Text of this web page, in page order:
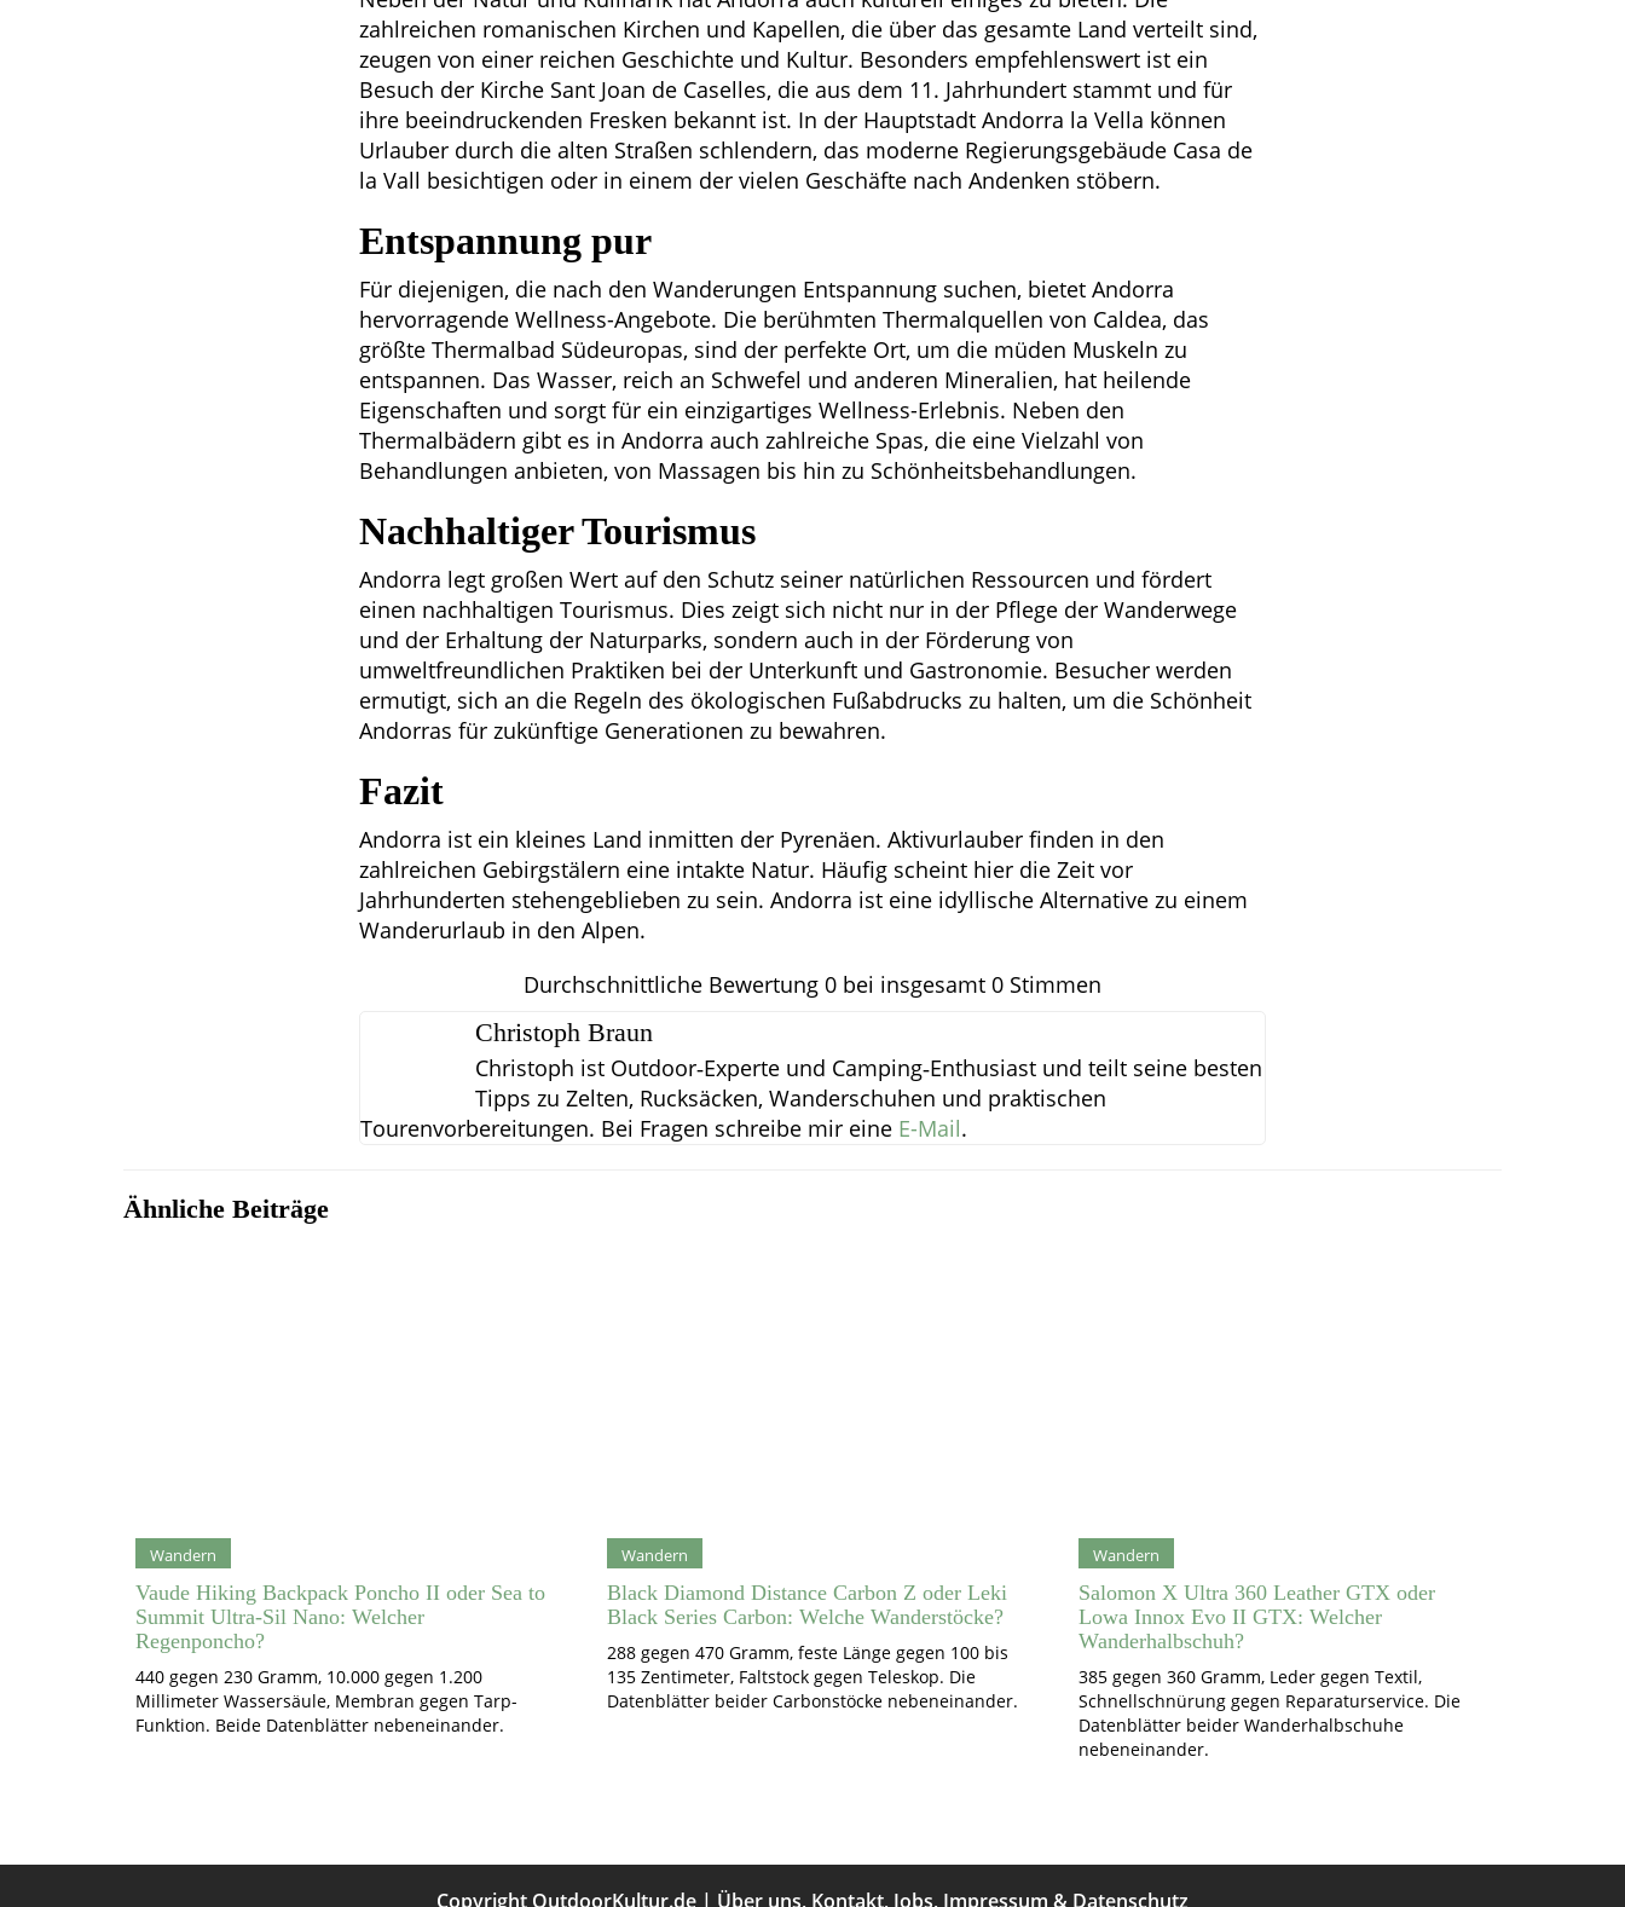
zahlreichen romanischen Kirchen und Kapellen, die über das gesamte Land verteilt sind,
zeugen von einer reichen Geschichte und Kultur. Besonders empfehlenswert ist ein
Besuch der Kirche Sant Joan de Caselles, die aus dem 11. Jahrhundert stammt und für
ihre beeindruckenden Fresken bekannt ist. In der Hauptstadt Andorra la Vella können
Urlauber durch die alten Straßen schlendern, das moderne Regierungsgebäude Casa de
la Vall besichtigen oder in einem der vielen Geschäfte nach Andenken stöbern.
Entspannung pur
Für diejenigen, die nach den Wanderungen Entspannung suchen, bietet Andorra
hervorragende Wellness-Angebote. Die berühmten Thermalquellen von Caldea, das
größte Thermalbad Südeuropas, sind der perfekte Ort, um die müden Muskeln zu
entspannen. Das Wasser, reich an Schwefel und anderen Mineralien, hat heilende
Eigenschaften und sorgt für ein einzigartiges Wellness-Erlebnis. Neben den
Thermalbädern gibt es in Andorra auch zahlreiche Spas, die eine Vielzahl von
Behandlungen anbieten, von Massagen bis hin zu Schönheitsbehandlungen.
Nachhaltiger Tourismus
Andorra legt großen Wert auf den Schutz seiner natürlichen Ressourcen und fördert
einen nachhaltigen Tourismus. Dies zeigt sich nicht nur in der Pflege der Wanderwege
und der Erhaltung der Naturparks, sondern auch in der Förderung von
umweltfreundlichen Praktiken bei der Unterkunft und Gastronomie. Besucher werden
ermutigt, sich an die Regeln des ökologischen Fußabdrucks zu halten, um die Schönheit
Andorras für zukünftige Generationen zu bewahren.
Fazit
Andorra ist ein kleines Land inmitten der Pyrenäen. Aktivurlauber finden in den
zahlreichen Gebirgstälern eine intakte Natur. Häufig scheint hier die Zeit vor
Jahrhunderten stehengeblieben zu sein. Andorra ist eine idyllische Alternative zu einem
Wanderurlaub in den Alpen.
Durchschnittliche Bewertung 0 bei insgesamt 0 Stimmen
Christoph Braun
Christoph ist Outdoor‑Experte und Camping‑Enthusiast und teilt seine besten
Tipps zu Zelten, Rucksäcken, Wanderschuhen und praktischen
Tourenvorbereitungen. Bei Fragen schreibe mir eine E-Mail.
Ähnliche Beiträge
Wandern
Vaude Hiking Backpack Poncho II oder Sea to
Summit Ultra-Sil Nano: Welcher
Regenponcho?
440 gegen 230 Gramm, 10.000 gegen 1.200
Millimeter Wassersäule, Membran gegen Tarp-
Funktion. Beide Datenblätter nebeneinander.
Wandern
Black Diamond Distance Carbon Z oder Leki
Black Series Carbon: Welche Wanderstöcke?
288 gegen 470 Gramm, feste Länge gegen 100 bis
135 Zentimeter, Faltstock gegen Teleskop. Die
Datenblätter beider Carbonstöcke nebeneinander.
Wandern
Salomon X Ultra 360 Leather GTX oder
Lowa Innox Evo II GTX: Welcher
Wanderhalbschuh?
385 gegen 360 Gramm, Leder gegen Textil,
Schnellschnürung gegen Reparaturservice. Die
Datenblätter beider Wanderhalbschuhe
nebeneinander.
Copyright OutdoorKultur.de | Über uns, Kontakt, Jobs, Impressum & Datenschutz